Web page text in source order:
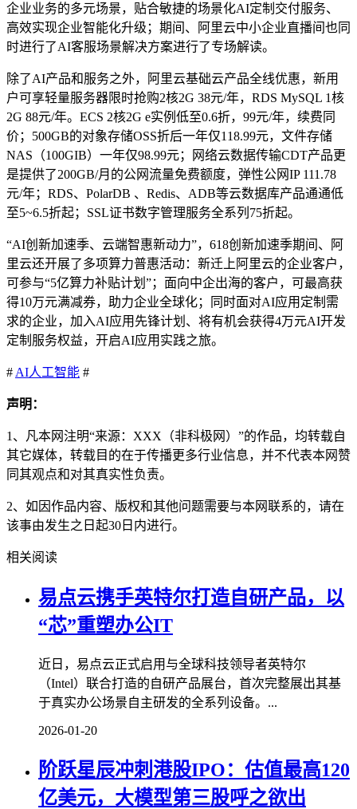
企业业务的多元场景，贴合敏捷的场景化AI定制交付服务、
高效实现企业智能化升级；期间、阿里云中小企业直播间也同
时进行了AI客服场景解决方案进行了专场解读。
除了AI产品和服务之外，阿里云基础云产品全线优惠，新用
户可享轻量服务器限时抢购2核2G 38元/年，RDS MySQL 1核
2G 88元/年。ECS 2核2G e实例低至0.6折，99元/年，续费同
价；500GB的对象存储OSS折后一年仅118.99元，文件存储
NAS（100GIB）一年仅98.99元；网络云数据传输CDT产品更
是提供了200GB/月的公网流量免费额度，弹性公网IP 111.78
元/年；RDS、PolarDB 、Redis、ADB等云数据库产品通通低
至5~6.5折起；SSL证书数字管理服务全系列75折起。
“AI创新加速季、云端智惠新动力”，618创新加速季期间、阿
里云还开展了多项算力普惠活动：新迁上阿里云的企业客户，
可参与“5亿算力补贴计划”；面向中企出海的客户，可最高获
得10万元满减券，助力企业全球化；同时面对AI应用定制需
求的企业，加入AI应用先锋计划、将有机会获得4万元AI开发
定制服务权益，开启AI应用实践之旅。
# AI人工智能 #
声明：
1、凡本网注明“来源：XXX（非科极网）”的作品，均转载自
其它媒体，转载目的在于传播更多行业信息，并不代表本网赞
同其观点和对其真实性负责。
2、如因作品内容、版权和其他问题需要与本网联系的，请在
该事由发生之日起30日内进行。
相关阅读
易点云携手英特尔打造自研产品，以
“芯”重塑办公IT
近日，易点云正式启用与全球科技领导者英特尔
（Intel）联合打造的自研产品展台，首次完整展出其基
于真实办公场景自主研发的全系列设备。...
2026-01-20
阶跃星辰冲刺港股IPO：估值最高120
亿美元，大模型第三股呼之欲出